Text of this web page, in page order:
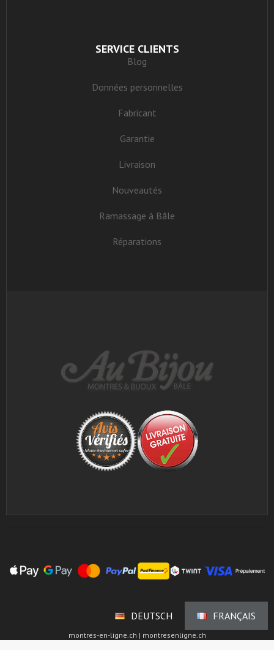
SERVICE CLIENTS
Blog
Données personnelles
Fabricant
Garantie
Livraison
Nouveautés
Ramassage à Bâle
Réparations
DEUTSCH FRANÇAIS
montres-en-ligne.ch | montresenligne.ch